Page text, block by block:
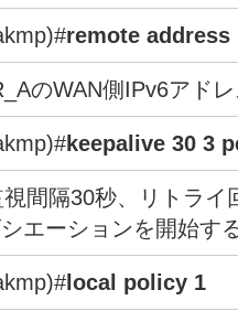
remote address
のWAN側IPv6アド
keepalive 30 3
間隔30秒、リトライ
エーションを開始す
local policy 1